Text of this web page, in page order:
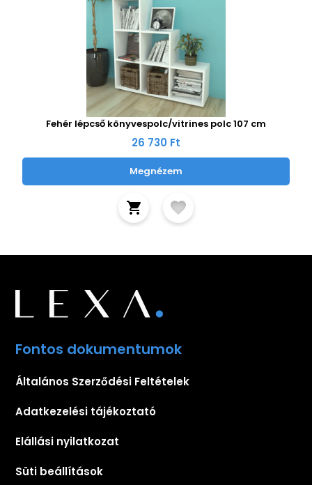
Fehér lépcső könyvespolc/vitrines polc 107 cm
26 730 Ft
Megnézem
Fontos dokumentumok
Általános Szerződési Feltételek
Adatkezelési tájékoztató
Elállási nyilatkozat
Süti beállítások